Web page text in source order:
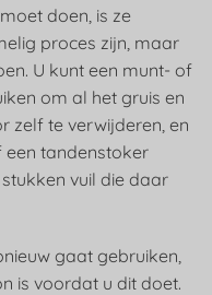
doen, is ze
proces zijn, maar
U kunt een munt- of
om al het gruis en
zelf te verwijderen, en
tandenstoker
vuil die daar
gaat gebruiken,
is voordat u dit doet.